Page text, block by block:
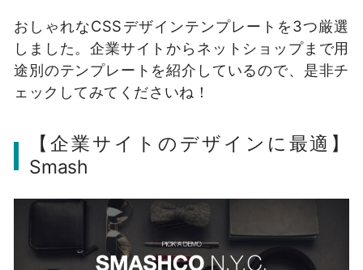
おしゃれなCSSデザインテンプレートを3つ厳選
しました。企業サイトからネットショップまで用
途別のテンプレートを紹介しているので、是非チ
ェックしてみてくださいね！
【企業サイトのデザインに最適】
Smash